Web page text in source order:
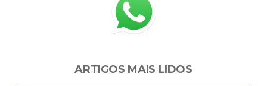
ARTIGOS MAIS LIDOS